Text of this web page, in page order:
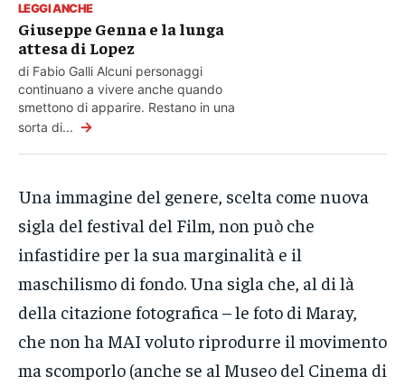
LEGGI ANCHE
Giuseppe Genna e la lunga
attesa di Lopez
di Fabio Galli Alcuni personaggi
continuano a vivere anche quando
smettono di apparire. Restano in una
sorta di... →
Una immagine del genere, scelta come nuova
sigla del festival del Film, non può che
infastidire per la sua marginalità e il
maschilismo di fondo. Una sigla che, al di là
della citazione fotografica – le foto di Maray,
che non ha MAI voluto riprodurre il movimento
ma scomporlo (anche se al Museo del Cinema di